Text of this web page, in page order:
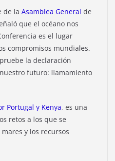
de la Asamblea General de
que el océano nos
es el lugar
compromisos mundiales.
la declaración
futuro: llamamiento
Portugal y Kenya, es una
retos a los que se
y los recursos